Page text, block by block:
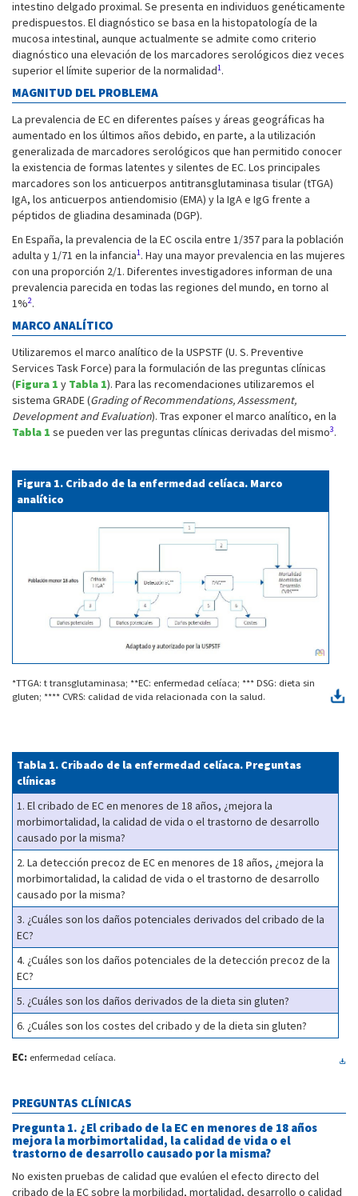
intestino delgado proximal. Se presenta en individuos genéticamente
predispuestos. El diagnóstico se basa en la histopatología de la
mucosa intestinal, aunque actualmente se admite como criterio
diagnóstico una elevación de los marcadores serológicos diez veces
superior el límite superior de la normalidad1.
MAGNITUD DEL PROBLEMA
La prevalencia de EC en diferentes países y áreas geográficas ha
aumentado en los últimos años debido, en parte, a la utilización
generalizada de marcadores serológicos que han permitido conocer
la existencia de formas latentes y silentes de EC. Los principales
marcadores son los anticuerpos antitransglutaminasa tisular (tTGA)
IgA, los anticuerpos antiendomisio (EMA) y la IgA e IgG frente a
péptidos de gliadina desaminada (DGP).
En España, la prevalencia de la EC oscila entre 1/357 para la población
adulta y 1/71 en la infancia1. Hay una mayor prevalencia en las mujeres
con una proporción 2/1. Diferentes investigadores informan de una
prevalencia parecida en todas las regiones del mundo, en torno al
1%2.
MARCO ANALÍTICO
Utilizaremos el marco analítico de la USPSTF (U. S. Preventive
Services Task Force) para la formulación de las preguntas clínicas
(Figura 1 y Tabla 1). Para las recomendaciones utilizaremos el
sistema GRADE (Grading of Recommendations, Assessment,
Development and Evaluation). Tras exponer el marco analítico, en la
Tabla 1 se pueden ver las preguntas clínicas derivadas del mismo3.
*TTGA: t transglutaminasa; **EC: enfermedad celíaca; *** DSG: dieta sin
gluten; **** CVRS: calidad de vida relacionada con la salud.
Figura 1. Cribado de la enfermedad celíaca. Marco
analítico
EC: enfermedad celíaca.
Tabla 1. Cribado de la enfermedad celíaca. Preguntas
clínicas
1. El cribado de EC en menores de 18 años, ¿mejora la
morbimortalidad, la calidad de vida o el trastorno de desarrollo
causado por la misma?
2. La detección precoz de EC en menores de 18 años, ¿mejora la
morbimortalidad, la calidad de vida o el trastorno de desarrollo
causado por la misma?
3. ¿Cuáles son los daños potenciales derivados del cribado de la
EC?
4. ¿Cuáles son los daños potenciales de la detección precoz de la
EC?
5. ¿Cuáles son los daños derivados de la dieta sin gluten?
6. ¿Cuáles son los costes del cribado y de la dieta sin gluten?
PREGUNTAS CLÍNICAS
Pregunta 1. ¿El cribado de la EC en menores de 18 años
mejora la morbimortalidad, la calidad de vida o el
trastorno de desarrollo causado por la misma?
No existen pruebas de calidad que evalúen el efecto directo del
cribado de la EC sobre la morbilidad, mortalidad, desarrollo o calidad